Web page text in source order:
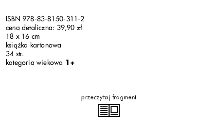
niedźwiedzia. Po drodze muszą pokonać wiele przeszkód: wysoką
trawę, rzekę, błoto, las, śnieżycę... A gdy już spotkają
niedźwiedzia? Przekonają się, że w przeciwnym kierunku da się je
pokonać o wiele szybciej!
Prosty, rytmiczny tekst pełen wyrazów dźwiękonaśladowczych, duże
ilustracje i dowcipna puenta składają się na książkę, która zapewni
ISBN 978-83-8150-311-2
cena detaliczna: 39,90 zł
18 x 16 cm
książka kartonowa
34 str.
kategoria wiekowa 1+
przeczytaj fragment